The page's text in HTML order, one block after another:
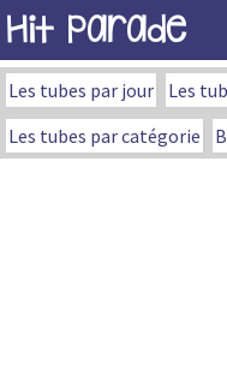
Hit Parade
Les tubes par jour Les
Les tubes par catégorie